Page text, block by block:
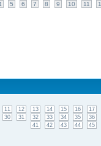
5 6 7 8 9 10 11
11 12 13 14 15 16
17
30 31 32 33 34 35
36
41
42 43 44 45